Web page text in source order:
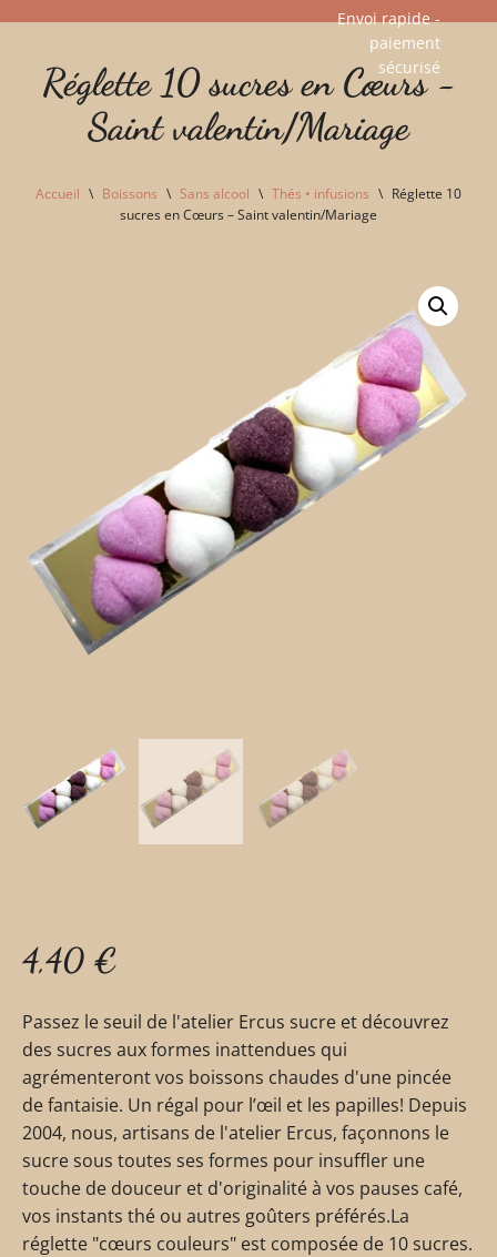
Envoi rapide -
paiement
sécurisé​
Réglette 10 sucres en Cœurs -
Saint valentin/Mariage
Accueil \ Boissons \ Sans alcool \ Thés • infusions \ Réglette 10
sucres en Cœurs – Saint valentin/Mariage
4,40 €
Passez le seuil de l'atelier Ercus sucre et découvrez
des sucres aux formes inattendues qui
agrémenteront vos boissons chaudes d'une pincée
de fantaisie. Un régal pour l’œil et les papilles! Depuis
2004, nous, artisans de l'atelier Ercus, façonnons le
sucre sous toutes ses formes pour insuffler une
touche de douceur et d'originalité à vos pauses café,
vos instants thé ou autres goûters préférés.La
réglette "cœurs couleurs" est composée de 10 sucres.